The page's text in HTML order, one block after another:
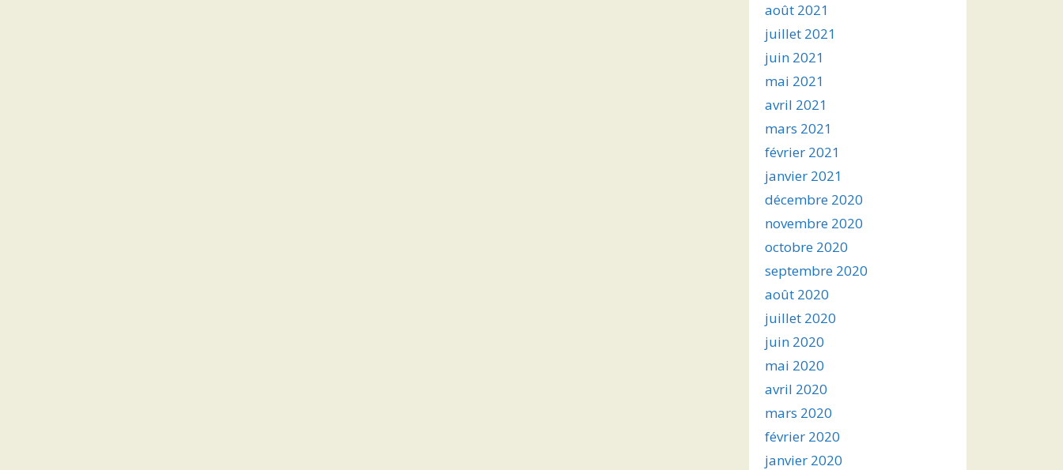
août 2021
juillet 2021
juin 2021
mai 2021
avril 2021
mars 2021
février 2021
janvier 2021
décembre 2020
novembre 2020
octobre 2020
septembre 2020
août 2020
juillet 2020
juin 2020
mai 2020
avril 2020
mars 2020
février 2020
janvier 2020